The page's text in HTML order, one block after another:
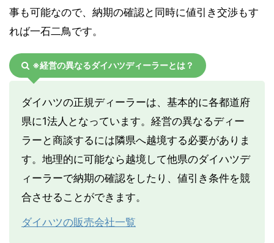
事も可能なので、納期の確認と同時に値引き交渉もす
れば一石二鳥です。
※経営の異なるダイハツディーラーとは？
ダイハツの正規ディーラーは、基本的に各都道府
県に1法人となっています。経営の異なるディー
ラーと商談するには隣県へ越境する必要がありま
す。地理的に可能なら越境して他県のダイハツデ
ィーラーで納期の確認をしたり、値引き条件を競
合させることができます。
ダイハツの販売会社一覧